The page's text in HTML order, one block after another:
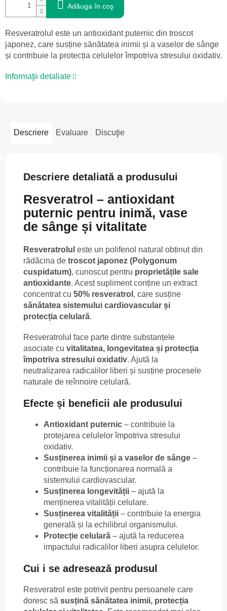
Adăuga în coş
Resveratrolul este un antioxidant puternic din troscot
japonez, care susține sănătatea inimii și a vaselor de sânge
și contribuie la protecția celulelor împotriva stresului oxidativ.
Informaţii detaliate
Descriere Evaluare Discuţie
Descriere detaliată a produsului
Resveratrol – antioxidant
puternic pentru inimă, vase
de sânge și vitalitate
Resveratrolul este un polifenol natural obținut din
rădăcina de troscot japonez (Polygonum
cuspidatum), cunoscut pentru proprietățile sale
antioxidante. Acest supliment conține un extract
concentrat cu 50% resveratrol , care susține
sănătatea sistemului cardiovascular și
protecția celulară.
Resveratrolul face parte dintre substanțele
asociate cu vitalitatea, longevitatea și protecția
împotriva stresului oxidativ. Ajută la
neutralizarea radicalilor liberi și susține procesele
naturale de reînnoire celulară.
Efecte și beneficii ale produsului
Antioxidant puternic – contribuie la
protejarea celulelor împotriva stresului
oxidativ.
Susținerea inimii și a vaselor de sânge –
contribuie la funcționarea normală a
sistemului cardiovascular.
Susținerea longevității – ajută la
menținerea vitalității celulare.
Susținerea vitalității – contribuie la energia
generală și la echilibrul organismului.
Protecție celulară – ajută la reducerea
impactului radicalilor liberi asupra celulelor.
Cui i se adresează produsul
Resveratrol este potrivit pentru persoanele care
doresc să susțină sănătatea inimii, protecția